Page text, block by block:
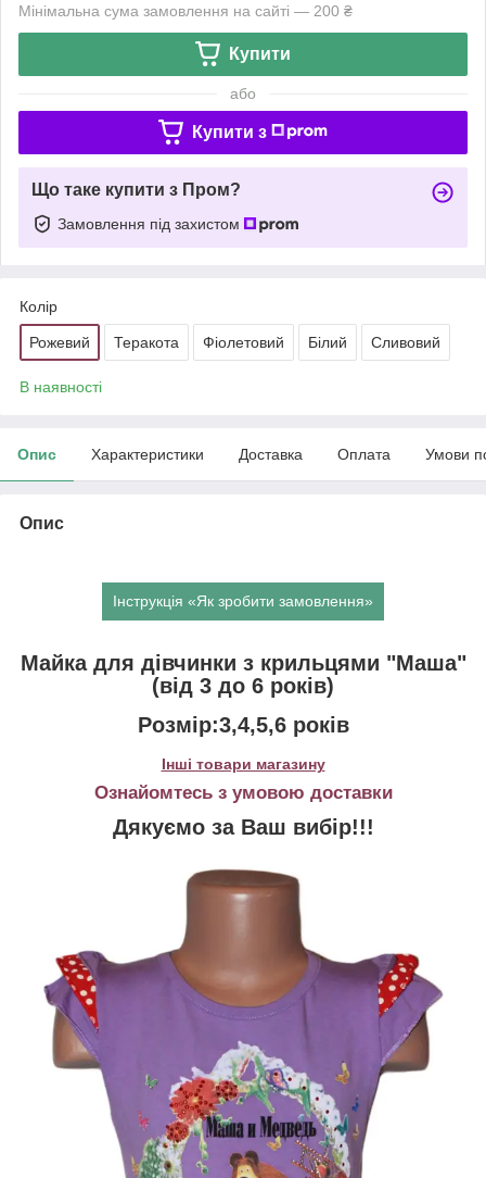
Мінімальна сума замовлення на сайті — 200 ₴
Купити
або
Купити з
Що таке купити з Пром?
Замовлення під захистом
Колір
Рожевий Теракота Фіолетовий Білий Сливовий
В наявності
Опис Характеристики Доставка Оплата Умови
Опис
Інструкція «Як зробити замовлення»
Майка для дівчинки з крильцями "Маша"
(від 3 до 6 років)
Розмір:3,4,5,6 років
Інші товари магазину
Ознайомтесь з умовою доставки
Дякуємо за Ваш вибір!!!